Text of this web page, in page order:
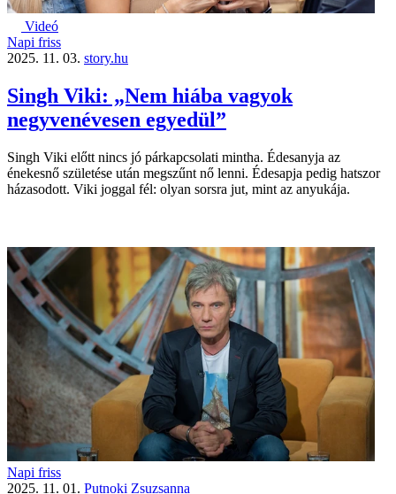
Videó
Napi friss
2025. 11. 03. story.hu
Singh Viki: „Nem hiába vagyok
negyvenévesen egyedül”
Singh Viki előtt nincs jó párkapcsolati mintha. Édesanyja az
énekesnő születése után megszűnt nő lenni. Édesapja pedig hatszor
házasodott. Viki joggal fél: olyan sorsra jut, mint az anyukája.
Napi friss
2025. 11. 01. Putnoki Zsuzsanna